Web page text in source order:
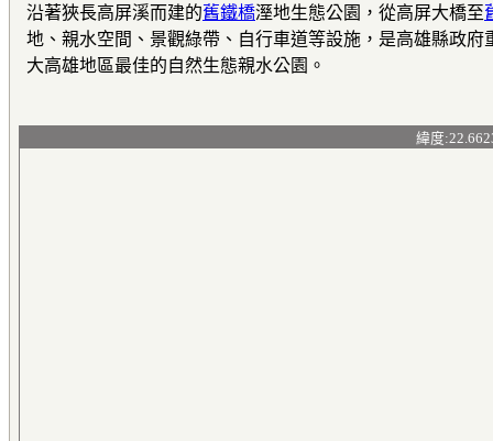
沿著狹長高屏溪而建的舊鐵橋溼地生態公園，從高屏大橋至
地、親水空間、景觀綠帶、自行車道等設施，是高雄縣政
大高雄地區最佳的自然生態親水公園。
緯度